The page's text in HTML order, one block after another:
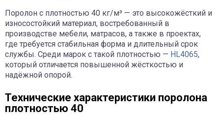
Поролон с плотностью 40 кг/м³ — это высокожёсткий и
износостойкий материал, востребованный в
производстве мебели, матрасов, а также в проектах,
где требуется стабильная форма и длительный срок
службы. Среди марок с такой плотностью — HL4065,
который отличается повышенной жёсткостью и
надёжной опорой.
Технические характеристики поролона
плотностью 40